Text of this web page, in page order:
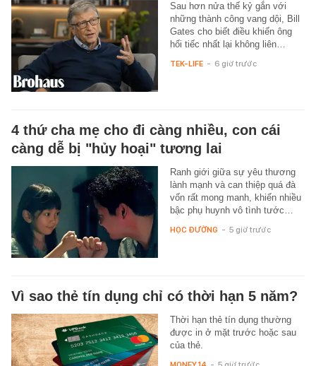
Sau hơn nửa thế kỷ gắn với
những thành công vang dội, Bill
Gates cho biết điều khiến ông
hối tiếc nhất lại không liên…
TEK-LIFE - 6 giờ trước
4 thứ cha mẹ cho đi càng nhiều, con cái
càng dễ bị "hủy hoại" tương lai
Ranh giới giữa sự yêu thương
lành mạnh và can thiệp quá đà
vốn rất mong manh, khiến nhiều
bậc phụ huynh vô tình tước…
HỌC ĐƯỜNG - 5 giờ trước
Vì sao thẻ tín dụng chỉ có thời hạn 5 năm?
Thời hạn thẻ tín dụng thường
được in ở mặt trước hoặc sau
của thẻ.